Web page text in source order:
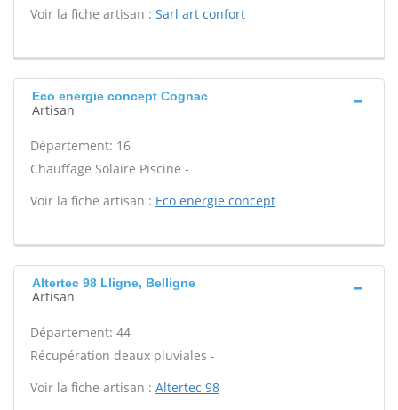
Voir la fiche artisan : Sarl art confort
Eco energie concept Cognac
Artisan
Département: 16
Chauffage Solaire Piscine -
Voir la fiche artisan : Eco energie concept
Altertec 98 Lligne, Belligne
Artisan
Département: 44
Récupération deaux pluviales -
Voir la fiche artisan : Altertec 98